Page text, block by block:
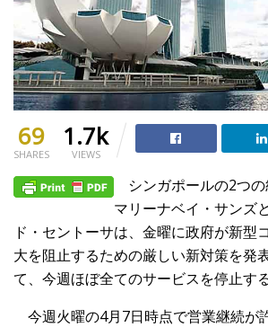
69
SHARES
1.7k
VIEWS
シンガポールの2つの
マリーナベイ・サンズ
ド・セントーサは、金曜に政府が新型
大を阻止するための厳しい新対策を発
て、今週ほぼ全てのサービスを停止する
今週火曜の4月7日時点で営業継続が